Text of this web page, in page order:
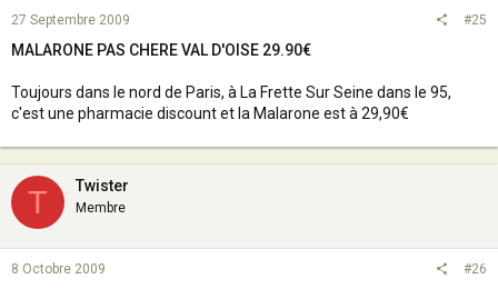
27 Septembre 2009 #25
MALARONE PAS CHERE VAL D'OISE 29.90€
Toujours dans le nord de Paris, à La Frette Sur Seine dans le 95,
c'est une pharmacie discount et la Malarone est à 29,90€
T Twister
Membre
8 Octobre 2009 #26